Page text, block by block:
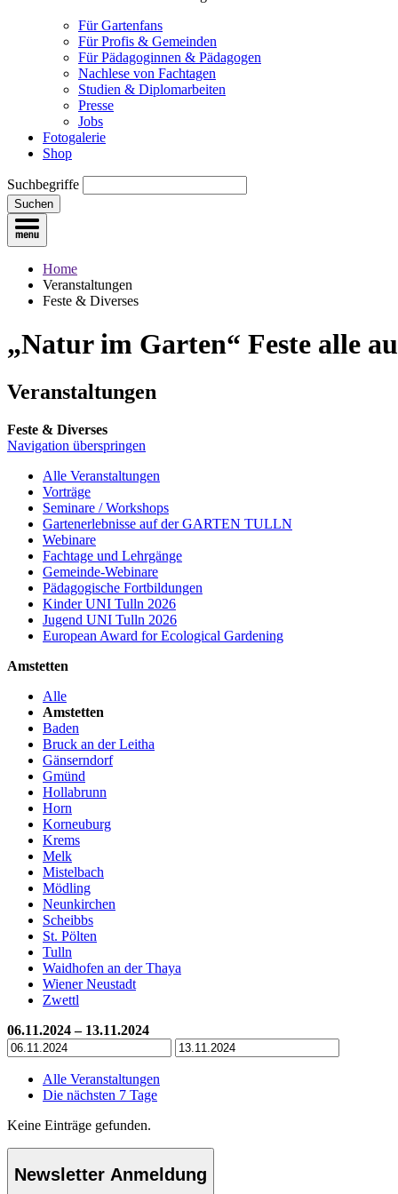
Für Gartenfans
Für Profis & Gemeinden
Für Pädagoginnen & Pädagogen
Nachlese von Fachtagen
Studien & Diplomarbeiten
Presse
Jobs
Fotogalerie
Shop
Suchbegriffe
Suchen
Home
Veranstaltungen
Feste & Diverses
„Natur im Garten“ Feste alle
Veranstaltungen
Feste & Diverses
Navigation überspringen
Alle Veranstaltungen
Vorträge
Seminare / Workshops
Gartenerlebnisse auf der GARTEN TULLN
Webinare
Fachtage und Lehrgänge
Gemeinde-Webinare
Pädagogische Fortbildungen
Kinder UNI Tulln 2026
Jugend UNI Tulln 2026
European Award for Ecological Gardening
Amstetten
Alle
Amstetten
Baden
Bruck an der Leitha
Gänserndorf
Gmünd
Hollabrunn
Horn
Korneuburg
Krems
Melk
Mistelbach
Mödling
Neunkirchen
Scheibbs
St. Pölten
Tulln
Waidhofen an der Thaya
Wiener Neustadt
Zwettl
06.11.2024 – 13.11.2024
Alle Veranstaltungen
Die nächsten 7 Tage
Keine Einträge gefunden.
Newsletter Anmeldung